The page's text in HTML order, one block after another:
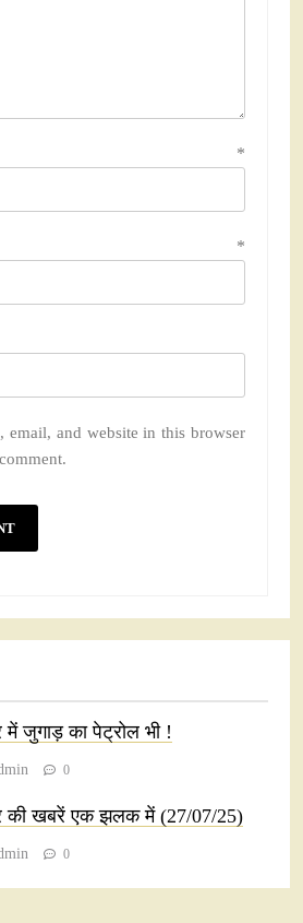
*
*
email, and website in this browser
में जुगाड़ का पेट्रोल भी !
0
की खबरें एक झलक में (27/07/25)
0